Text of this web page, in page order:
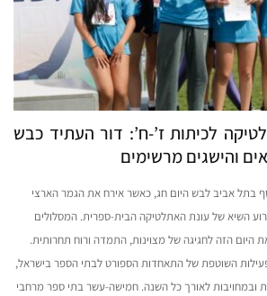
לכיתות ז’-ח’: דור העתיד כבש
והישגים מרשימים
בתל אביב לבש היום חג, כאשר אירח את הגמר הארצי
השיא של עונת האתלטיקה הבית-ספרית. המסלולים
היום הזה לחגיגה של מצוינות, התמדה ורוח תחרותית.
השוטפת של התאחדות הספורט לבתי הספר בישראל,
ובמחויבות לאורך כל השנה. חמישה-עשר בתי ספר מרחבי